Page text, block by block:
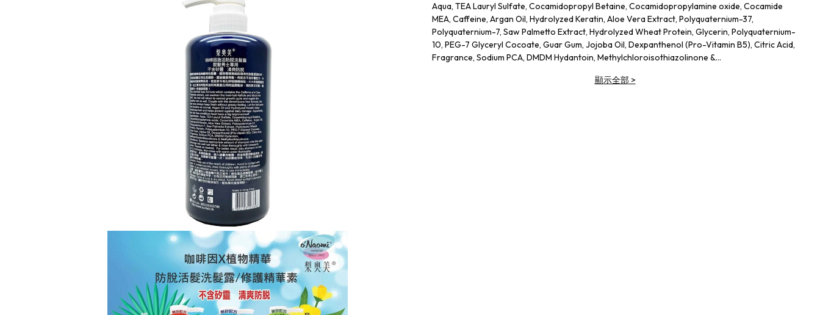
Aqua, TEA Lauryl Sulfate, Cocamidopropyl Betaine, Cocamidopropylamine oxide, Cocamide
MEA, Caffeine, Argan Oil, Hydrolyzed Keratin, Aloe Vera Extract, Polyquaternium-37,
Polyquaternium-7, Saw Palmetto Extract, Hydrolyzed Wheat Protein, Glycerin, Polyquaternium-
10, PEG-7 Glyceryl Cocoate, Guar Gum, Jojoba Oil, Dexpanthenol (Pro-Vitamin B5), Citric Acid,
Fragrance, Sodium PCA, DMDM Hydantoin, Methylchloroisothiazolinone &
顯示全部>